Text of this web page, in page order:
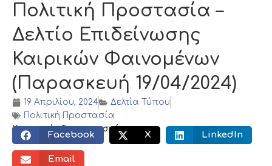
Πολιτική Προστασία –
Δελτίο Επιδείνωσης
Καιρικών Φαινομένων
(Παρασκευή 19/04/2024)
19 Απριλίου, 2024
Δελτία Τύπου
Πολιτική Προστασία
Κοινωνικός διαμοιρασμός:
Facebook X LinkedIn
Email